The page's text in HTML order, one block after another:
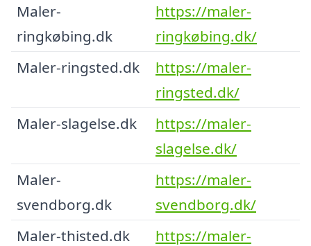
Maler-
ringkøbing.dk
https://maler-
ringkøbing.dk/
Maler-ringsted.dk
https://maler-
ringsted.dk/
Maler-slagelse.dk
https://maler-
slagelse.dk/
Maler-
svendborg.dk
https://maler-
svendborg.dk/
Maler-thisted.dk
https://maler-